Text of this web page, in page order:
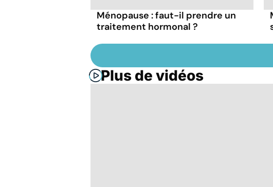
Ménopause : faut-il prendre un
traitement hormonal ?
Plus de vidéos